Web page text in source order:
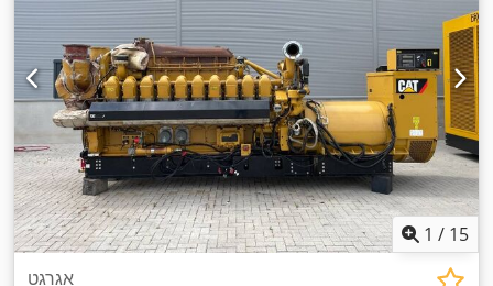
1 / 15
אגרגט